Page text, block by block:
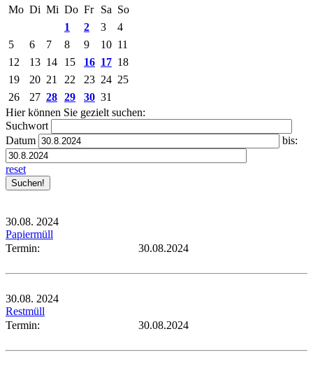
Mo Di Mi Do Fr Sa So
1
2 3
4
5
6 7 8 9 10 11
12
13 14 15 16 17 18
19
20 21 22 23 24 25
26
27 28 29 30 31
Hier können Sie gezielt suchen:
Suchwort
Datum
bis:
reset
30.08. 2024
Papiermüll
Termin:
30.08.2024
30.08. 2024
Restmüll
Termin:
30.08.2024